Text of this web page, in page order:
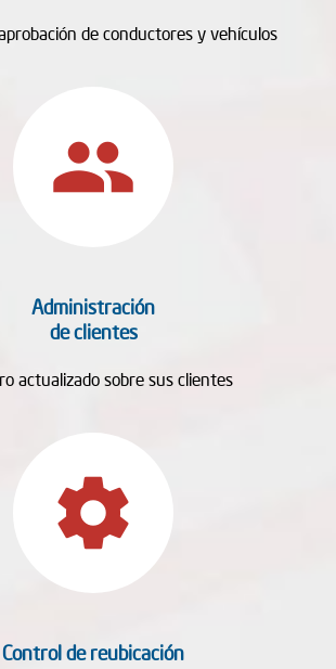
de conductores y vehículos
people
Administración
de clientes
actualizado sobre sus clientes
settings
Control de reubicación